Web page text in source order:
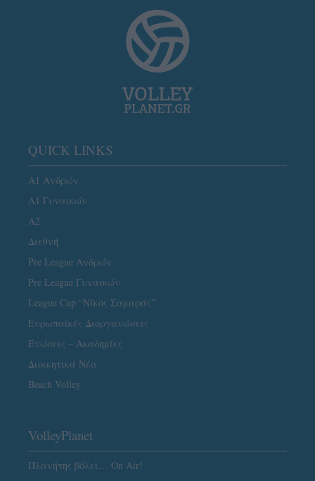
QUICK LINKS
Α1 Ανδρών
Α1 Γυναικών
A2
Διεθνή
Pre League Ανδρών
Pre League Γυναικών
League Cup “Νίκος Σαμαράς”
Ευρωπαϊκές Διοργανώσεις
Ενώσεις – Ακαδημίες
Διοικητικά Νέα
Beach Volley
VolleyPlanet
Πλανήτης βόλεϊ… On Air!